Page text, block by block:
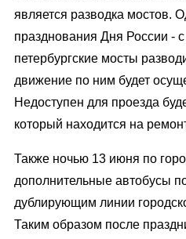
является разводка мостов.
празднования Дня России -
петербургские мосты
движение по ним будет
Недоступен для проезда
который находится на
Также ночью 13 июня по
дополнительные автобусы
дублирующим линии
Таким образом после